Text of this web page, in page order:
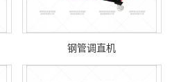
钢管调直机